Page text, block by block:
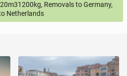
Removals to Germany,
Netherlands